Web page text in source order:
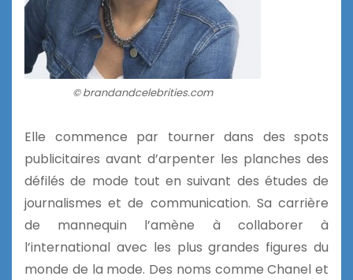
© brandandcelebrities.com
Elle commence par tourner dans des spots
publicitaires avant d’arpenter les planches des
défilés de mode tout en suivant des études de
journalismes et de communication. Sa carrière
de mannequin l’amène à collaborer à
l’international avec les plus grandes figures du
monde de la mode. Des noms comme Chanel et